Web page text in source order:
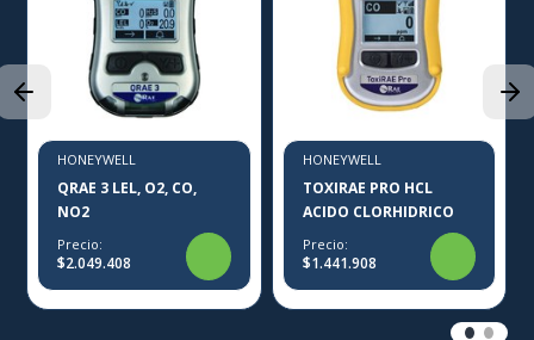
HONEYWELL
QRAE 3 LEL, O2, CO,
NO2
Precio:
$2.049.408
HONEYWELL
TOXIRAE PRO HCL
ACIDO CLORHIDRICO
Precio:
$1.441.908